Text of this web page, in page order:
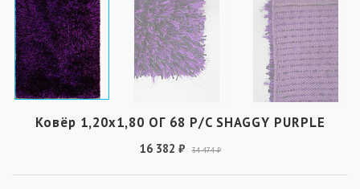
Ковёр 1,20х1,80 ОГ 68 P/C SHAGGY PURPLE
16 382 ₽ 34 474 ₽